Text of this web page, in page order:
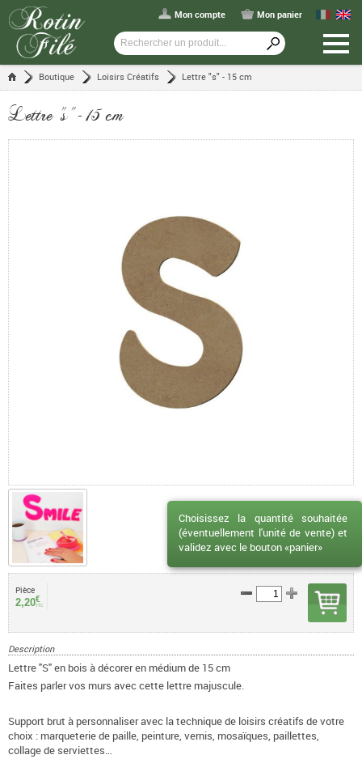
Mon compte Mon panier
Boutique Loisirs Créatifs Lettre "s" - 15 cm
Lettre "s" - 15 cm
Pièce
2,20€
TTC
Description
Lettre "S" en bois à décorer en médium de 15 cm
Faites parler vos murs avec cette lettre majuscule.
Support brut à personnaliser avec la technique de loisirs créatifs de votre
choix : marqueterie de paille, peinture, vernis, mosaïques, paillettes,
collage de serviettes…
Choisissez la quantité souhaitée
(éventuellement l'unité de vente) et
validez avec le bouton «panier»